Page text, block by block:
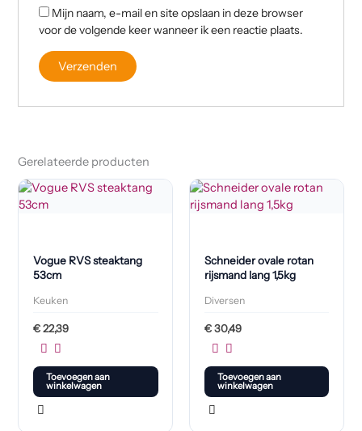
Mijn naam, e-mail en site opslaan in deze browser
voor de volgende keer wanneer ik een reactie plaats.
Gerelateerde producten
Vogue RVS steaktang
53cm
Keuken
€22,39
Toevoegen aan
winkelwagen
Schneider ovale rotan
rijsmand lang 1,5kg
Diversen
€30,49
Toevoegen aan
winkelwagen